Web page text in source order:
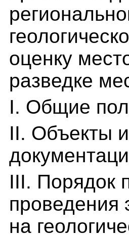
оценку
разведке
I. Общие
II. Объекты
III. Порядок
проведения
на